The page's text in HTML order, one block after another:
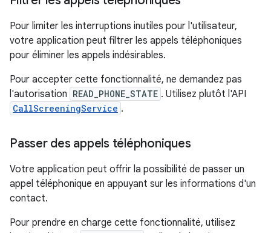
Pour limiter les interruptions inutiles pour l'utilisateur,
votre application peut filtrer les appels téléphoniques
pour éliminer les appels indésirables.
Pour accepter cette fonctionnalité, ne demandez pas
l'autorisation READ_PHONE_STATE . Utilisez plutôt l'API
CallScreeningService .
Passer des appels téléphoniques
Votre application peut offrir la possibilité de passer un
appel téléphonique en appuyant sur les informations d'un
contact.
Pour prendre en charge cette fonctionnalité, utilisez